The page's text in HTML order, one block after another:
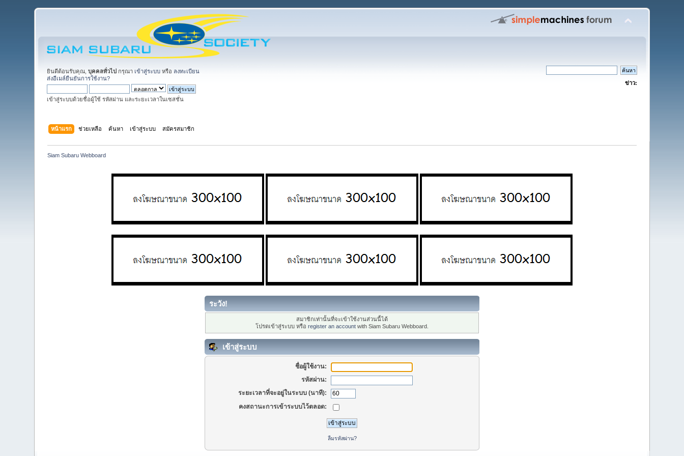
ยินดีต้อนรับคุณ,บุคคลทั่วไป กรุณา เข้าสู่ระบบ หรือ ลงทะเบียน
ส่งอีเมล์ยืนยันการใช้งาน?
เข้าสู่ระบบด้วยชื่อผู้ใช้ รหัสผ่าน และระยะเวลาในเซสชั่น
ข่าว:
หน้าแรก ช่วยเหลือ ค้นหา เข้าสู่ระบบ สมัครสมาชิก
Siam Subaru Webboard
ระวัง!
สมาชิกเท่านั้นที่จะเข้าใช้งานส่วนนี้ได้
โปรดเข้าสู่ระบบ หรือ register an account with Siam Subaru Webboard.
เข้าสู่ระบบ
ชื่อผู้ใช้งาน:
รหัสผ่าน:
ระยะเวลาที่จะอยู่ในระบบ (นาที):
คงสถานะการเข้าระบบไว้ตลอด:
ลืมรหัสผ่าน?